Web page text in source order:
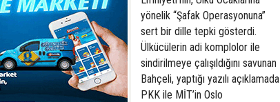
yönelik “Şafak Operasyonuna”
sert bir dille tepki gösterdi.
Ülkücülerin adi komplolor ile
sindirilmeye çalışıldığını savunan
Bahçeli, yaptığı yazılı açıklamada
PKK ile MİT’in Oslo